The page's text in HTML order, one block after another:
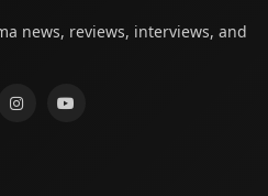
news, reviews, interviews, and